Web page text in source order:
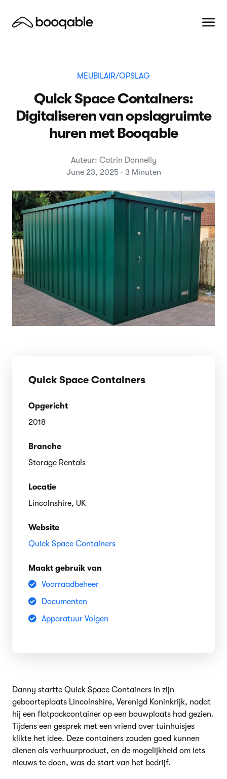
MEUBILAIR/OPSLAG
Quick Space Containers:
Digitaliseren van opslagruimte
huren met Booqable
Auteur: Catrin Donnelly
June 23, 2025 · 3 Minuten
Quick Space Containers
Opgericht
2018
Branche
Storage Rentals
Locatie
Lincolnshire, UK
Website
Quick Space Containers
Maakt gebruik van
Voorraadbeheer
Documenten
Apparatuur Volgen
Danny startte Quick Space Containers in zijn
geboorteplaats Lincolnshire, Verenigd Koninkrijk, nadat
hij een flatpackcontainer op een bouwplaats had gezien.
Tijdens een gesprek met een vriend over tuinhuisjes
klikte het idee. Deze containers zouden goed kunnen
dienen als verhuurproduct, en de mogelijkheid om iets
nieuws te doen, was de start van het bedrijf.